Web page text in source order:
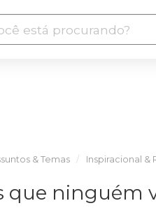
& Temas Inspiracional &
que ninguém